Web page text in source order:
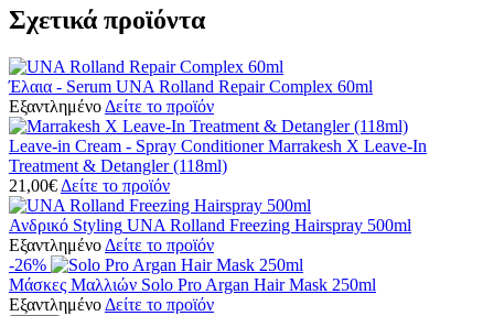
Σχετικά προϊόντα
Έλαια - Serum UNA Rolland Repair Complex 60ml
Εξαντλημένο Δείτε το προϊόν
Leave-in Cream - Spray Conditioner Marrakesh X Leave-In
Treatment & Detangler (118ml)
21,00€ Δείτε το προϊόν
Ανδρικό Styling UNA Rolland Freezing Hairspray 500ml
Εξαντλημένο Δείτε το προϊόν
-26%
Μάσκες Μαλλιών Solo Pro Argan Hair Mask 250ml
Εξαντλημένο Δείτε το προϊόν